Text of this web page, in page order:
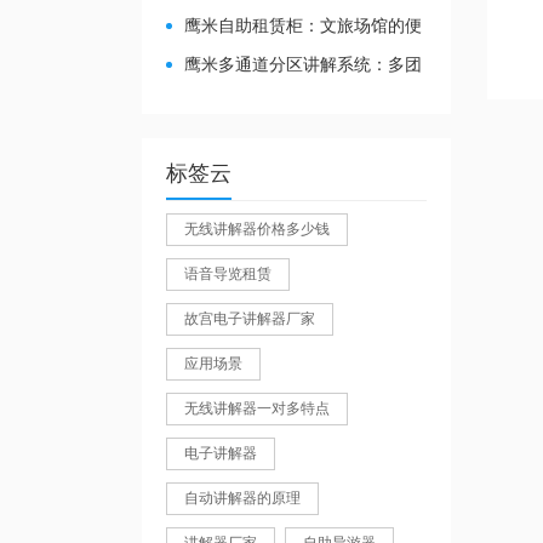
心，我们运营也减负
鹰米自助租赁柜：文旅场馆的便
民与减负神器
鹰米多通道分区讲解系统：多团
标签云
无线讲解器价格多少钱
语音导览租赁
故宫电子讲解器厂家
应用场景
无线讲解器一对多特点
电子讲解器
自动讲解器的原理